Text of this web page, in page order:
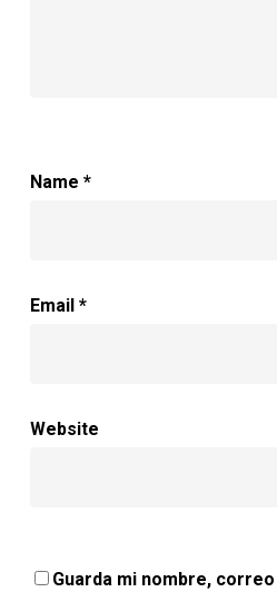
Name *
Email *
Website
Guarda mi nombre,